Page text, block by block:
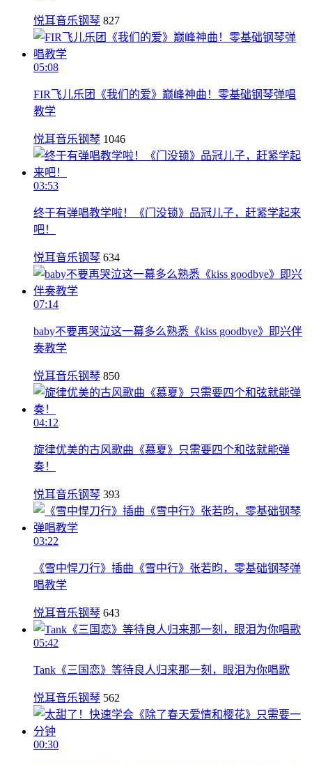
悦耳音乐钢琴 827
05:08
FIR飞儿乐团《我们的爱》巅峰神曲！零基础钢琴弹唱
教学
悦耳音乐钢琴 1046
03:53
终于有弹唱教学啦！《门没锁》品冠儿子，赶紧学起来
吧！
悦耳音乐钢琴 634
07:14
baby不要再哭泣这一幕多么熟悉《kiss goodbye》即兴伴
奏教学
悦耳音乐钢琴 850
04:12
旋律优美的古风歌曲《慕夏》只需要四个和弦就能弹
奏！
悦耳音乐钢琴 393
03:22
《雪中悍刀行》插曲《雪中行》张若昀，零基础钢琴弹
唱教学
悦耳音乐钢琴 643
05:42
Tank《三国恋》等待良人归来那一刻，眼泪为你唱歌
悦耳音乐钢琴 562
00:30